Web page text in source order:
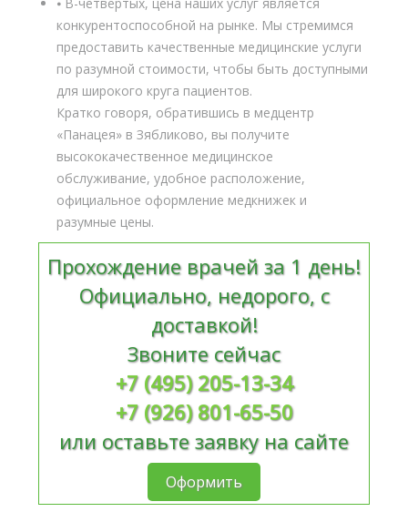
конкурентоспособной на рынке. Мы стремимся
предоставить качественные медицинские услуги
по разумной стоимости, чтобы быть доступными
для широкого круга пациентов.
Кратко говоря, обратившись в медцентр
«Панацея» в Зябликово, вы получите
высококачественное медицинское
обслуживание, удобное расположение,
официальное оформление медкнижек и
разумные цены.
Прохождение врачей за 1 день!
Официально, недорого, с
доставкой!
Звоните сейчас
+7 (495) 205-13-34
+7 (926) 801-65-50
или оставьте заявку на сайте
Оформить